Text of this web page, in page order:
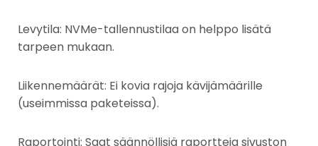
Levytila: NVMe-tallennustilaa on helppo lisätä
tarpeen mukaan.
Liikennemäärät: Ei kovia rajoja kävijämäärille
(useimmissa paketeissa).
Raportointi: Saat säännöllisiä raportteja sivuston